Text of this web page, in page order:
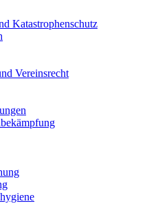
Katastrophenschutz
Vereinsrecht